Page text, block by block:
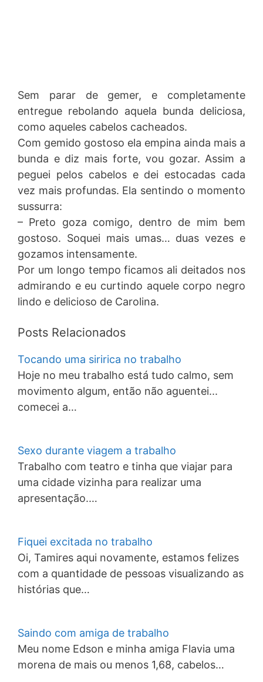
Sem parar de gemer, e completamente
entregue rebolando aquela bunda deliciosa,
como aqueles cabelos cacheados.
Com gemido gostoso ela empina ainda mais a
bunda e diz mais forte, vou gozar. Assim a
peguei pelos cabelos e dei estocadas cada
vez mais profundas. Ela sentindo o momento
sussurra:
– Preto goza comigo, dentro de mim bem
gostoso. Soquei mais umas… duas vezes e
gozamos intensamente.
Por um longo tempo ficamos ali deitados nos
admirando e eu curtindo aquele corpo negro
lindo e delicioso de Carolina.
Posts Relacionados
Tocando uma siririca no trabalho
Hoje no meu trabalho está tudo calmo, sem
movimento algum, então não aguentei...
comecei a…
Sexo durante viagem a trabalho
Trabalho com teatro e tinha que viajar para
uma cidade vizinha para realizar uma
apresentação.…
Fiquei excitada no trabalho
Oi, Tamires aqui novamente, estamos felizes
com a quantidade de pessoas visualizando as
histórias que…
Saindo com amiga de trabalho
Meu nome Edson e minha amiga Flavia uma
morena de mais ou menos 1,68, cabelos…